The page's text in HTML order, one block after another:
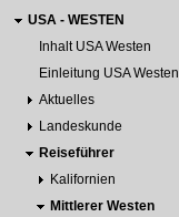
USA - WESTEN
Inhalt USA Westen
Einleitung USA Westen
Aktuelles
Landeskunde
Reiseführer
Kalifornien
Mittlerer Westen